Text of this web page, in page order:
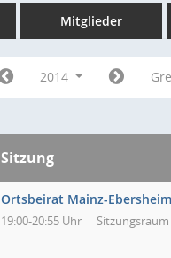
Mitglieder
2014
Sitzung
Ortsbeirat Mainz-Ebersheim
19:00-20:55 Uhr